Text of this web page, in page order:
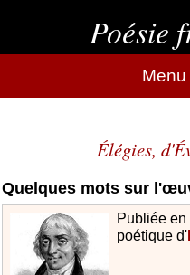
Poésie
Élégies,
Quelques mots sur
Publiée
poétique d'